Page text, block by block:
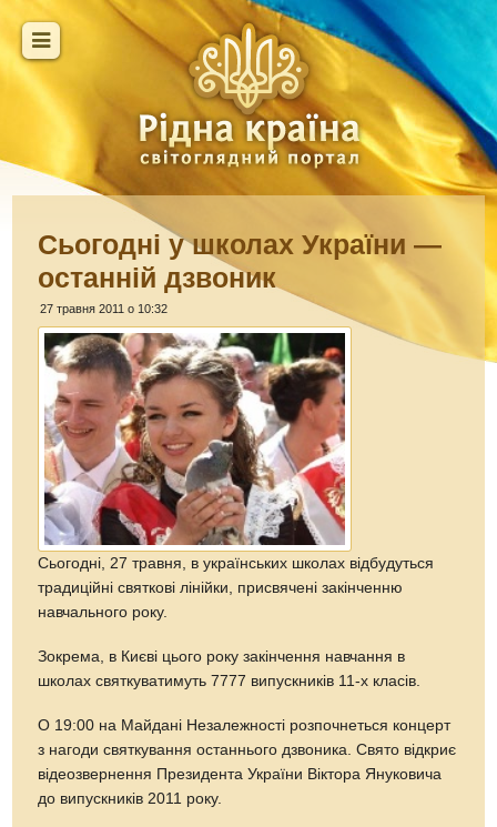
Сьогодні у школах України —
останній дзвоник
27 травня 2011 о 10:32
Сьогодні, 27 травня, в українських школах відбудуться
традиційні святкові лінійки, присвячені закінченню
навчального року.
Зокрема, в Києві цього року закінчення навчання в
школах святкуватимуть 7777 випускників 11-х класів.
О 19:00 на Майдані Незалежності розпочнеться концерт
з нагоди святкування останнього дзвоника. Свято відкриє
відеозвернення Президента України Віктора Януковича
до випускників 2011 року.